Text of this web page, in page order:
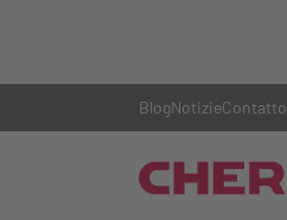
BlogNotizieContatto